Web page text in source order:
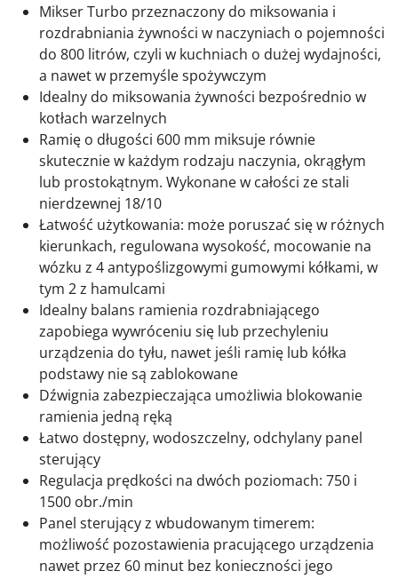
Mikser Turbo przeznaczony do miksowania i
rozdrabniania żywności w naczyniach o pojemności
do 800 litrów, czyli w kuchniach o dużej wydajności,
a nawet w przemyśle spożywczym
Idealny do miksowania żywności bezpośrednio w
kotłach warzelnych
Ramię o długości 600 mm miksuje równie
skutecznie w każdym rodzaju naczynia, okrągłym
lub prostokątnym. Wykonane w całości ze stali
nierdzewnej 18/10
Łatwość użytkowania: może poruszać się w różnych
kierunkach, regulowana wysokość, mocowanie na
wózku z 4 antypoślizgowymi gumowymi kółkami, w
tym 2 z hamulcami
Idealny balans ramienia rozdrabniającego
zapobiega wywróceniu się lub przechyleniu
urządzenia do tyłu, nawet jeśli ramię lub kółka
podstawy nie są zablokowane
Dźwignia zabezpieczająca umożliwia blokowanie
ramienia jedną ręką
Łatwo dostępny, wodoszczelny, odchylany panel
sterujący
Regulacja prędkości na dwóch poziomach: 750 i
1500 obr./min
Panel sterujący z wbudowanym timerem:
możliwość pozostawienia pracującego urządzenia
nawet przez 60 minut bez konieczności jego